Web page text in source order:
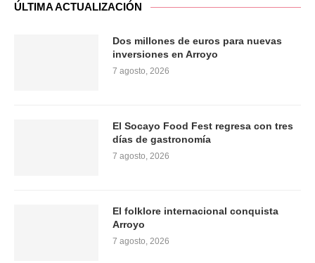
ÚLTIMA ACTUALIZACIÓN
Dos millones de euros para nuevas
inversiones en Arroyo
7 agosto, 2026
El Socayo Food Fest regresa con tres
días de gastronomía
7 agosto, 2026
El folklore internacional conquista
Arroyo
7 agosto, 2026